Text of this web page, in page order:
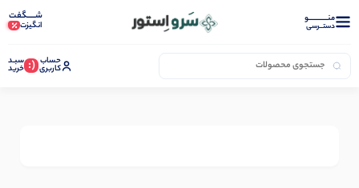
منــــــــــــو
دستــرسی
شـــــگفت
انگیزت
حساب
کاربری (: سبـد
خرید